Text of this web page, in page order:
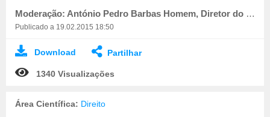
Moderação: António Pedro Barbas Homem, Diretor do Centro de Estudos Judiciários
Publicado a 19.02.2015 18:50
Download Partilhar
1340 Visualizações
Área Científica: Direito